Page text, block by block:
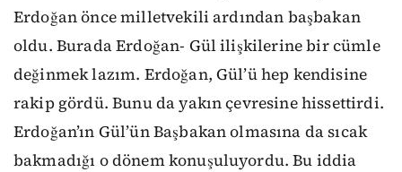
Erdoğan önce milletvekili ardından başbakan
oldu. Burada Erdoğan- Gül ilişkilerine bir cümle
değinmek lazım. Erdoğan, Gül’ü hep kendisine
rakip gördü. Bunu da yakın çevresine hissettirdi.
Erdoğan’ın Gül’ün Başbakan olmasına da sıcak
bakmadığı o dönem konuşuluyordu. Bu iddia